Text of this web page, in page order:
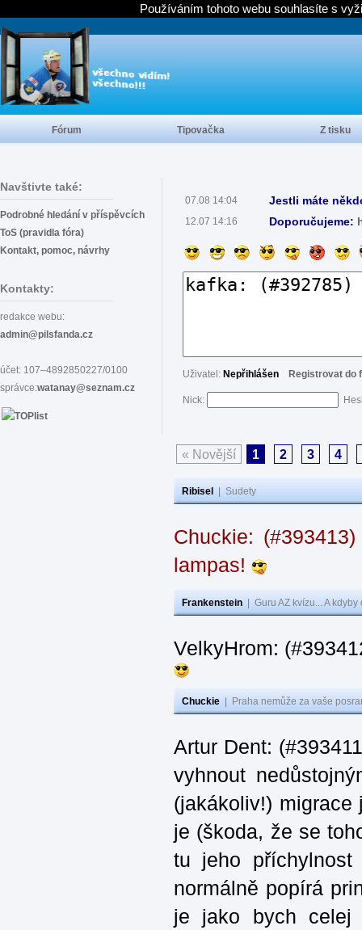
Navštivte také:
Podrobné hledání v příspěvcích
ToS (pravidla fóra)
Kontakt, pomoc, návrhy
Kontakty:
redakce webu:
admin@pilsfanda.cz
účet: 107–4892850227/0100
správce:watanay@seznam.cz
07.08 14:04 Jestli máte
12.07 14:16 Doporučujeme:
Uživatel: Nepřihlášen Registrovat do
Nick:
« Novější 1 2 3 4
Ribisel Sudety
Chuckie:
lampas!
Frankenstein Guru AZ kvízu... A
VelkyHrom:
Chuckie Praha nemůže za vaše
Artur Dent:
vyhnout
(jakákoliv!)
je (škoda, že se
tu jeho
normálně popírá
je jako bych celej
Fórum Tipovačka Z tisku
Používáním tohoto webu souhlasíte s